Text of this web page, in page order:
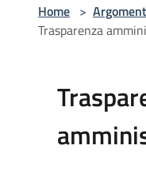
Home >
Trasparenza